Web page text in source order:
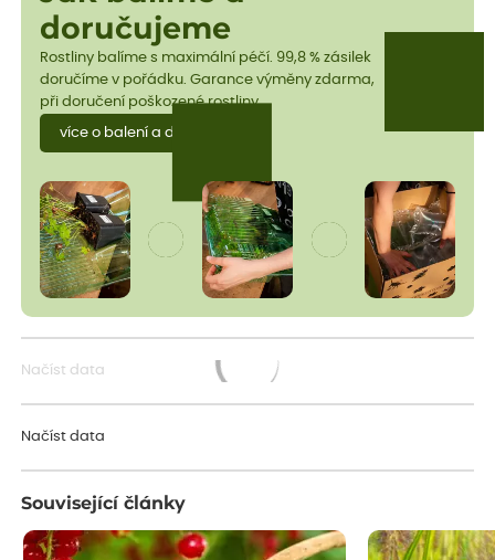
doručujeme
Rostliny balíme s maximální péčí. 99,8 % zásilek
doručíme v pořádku. Garance výměny zdarma,
při doručení poškozené rostliny.
více o balení a dopravě
Načíst data
Načíst data
Související články